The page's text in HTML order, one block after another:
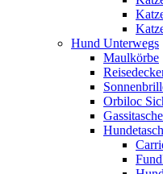
Hund Unterwegs
Maulkörbe
Orbiloc